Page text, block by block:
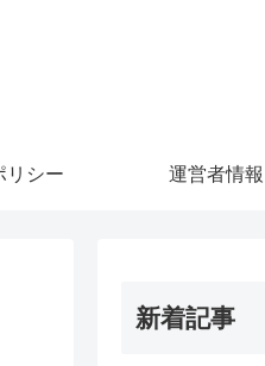
リシー 運営者情報
新着記事